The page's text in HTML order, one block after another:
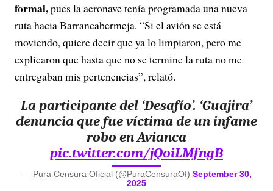
formal,pues la aeronave tenía programada una nueva
ruta hacia Barrancabermeja. “Si el avión se está
moviendo, quiere decir que ya lo limpiaron, pero me
explicaron que hasta que no se termine la ruta no me
entregaban mis pertenencias”, relató.
La participante del ‘Desafío’. ‘Guajira’
denuncia que fue víctima de un infame
robo en Avianca
pic.twitter.com/jQoiLMfngB
— Pura Censura Oficial (@PuraCensuraOf) September 30,
2025